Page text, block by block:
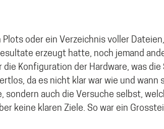
oder ein Verzeichnis voller
erzeugt hatte, noch jemand
Konfiguration der Hardware, was
da es nicht klar war wie und wann
sondern auch die Versuche selbst,
keine klaren Ziele. So war ein